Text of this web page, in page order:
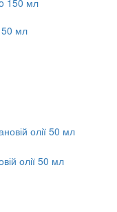
мл
олії 50 мл